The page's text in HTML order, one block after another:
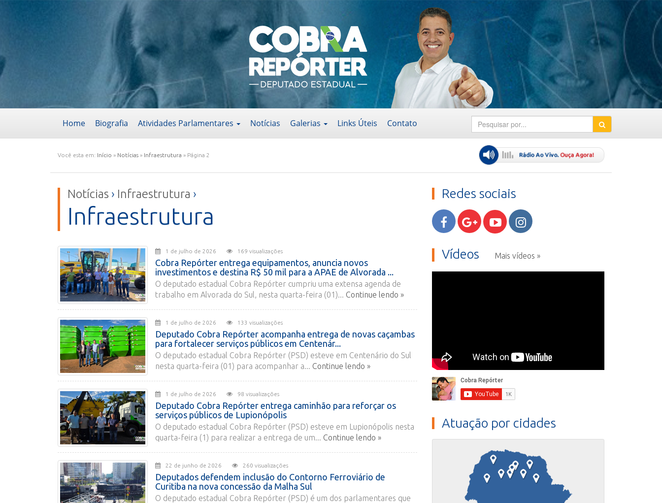
Home Biografia Atividades Parlamentares Notícias Galerias Links Úteis Contato
Você esta em: Início » Notícias » Infraestrutura » Página 2
Notícias › Infraestrutura ›
Infraestrutura
1 de julho de 2026 169 visualizações
Cobra Repórter entrega equipamentos, anuncia novos
investimentos e destina R$ 50 mil para a APAE de Alvorada ...
O deputado estadual Cobra Repórter cumpriu uma extensa agenda de
trabalho em Alvorada do Sul, nesta quarta-feira (01)... Continue lendo »
1 de julho de 2026 133 visualizações
Deputado Cobra Repórter acompanha entrega de novas caçambas
para fortalecer serviços públicos em Centenár...
O deputado estadual Cobra Repórter (PSD) esteve em Centenário do Sul
nesta quarta-feira (01) para acompanhar a... Continue lendo »
1 de julho de 2026 98 visualizações
Deputado Cobra Repórter entrega caminhão para reforçar os
serviços públicos de Lupionópolis
O deputado estadual Cobra Repórter (PSD) esteve em Lupionópolis nesta
quarta-feira (1) para realizar a entrega de um... Continue lendo »
22 de junho de 2026 260 visualizações
Deputados defendem inclusão do Contorno Ferroviário de
Curitiba na nova concessão da Malha Sul
O deputado estadual Cobra Repórter (PSD) é um dos parlamentares que
Redes sociais
Vídeos Mais vídeos »
Atuação por cidades